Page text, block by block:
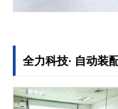
全力科技· 自动装